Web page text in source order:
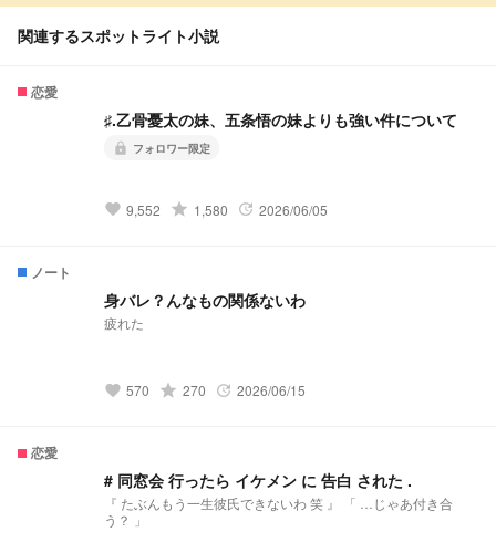
関連するスポットライト小説
恋愛
♯.乙骨憂太の妹、五条悟の妹よりも強い件について
lock フォロワー限定
favorite 9,552 grade 1,580 update 2026/06/05
ノート
身バレ？んなもの関係ないわ
疲れた
favorite 570 grade 270 update 2026/06/15
恋愛
# 同窓会 行ったら イケメン に 告白 された .
『 たぶんもう一生彼氏できないわ 笑 』 「 …じゃあ付き合
う？ 」